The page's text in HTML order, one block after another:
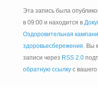
Эта запись была
в 09:00 и находится в
Оздоровительная
здоровьесбережение. Вы
записи через RSS 2.0
обратную ссылкус вашего